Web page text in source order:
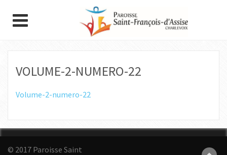
VOLUME-2-NUMERO-22
Volume-2-numero-22
© 2017 Paroisse Saint